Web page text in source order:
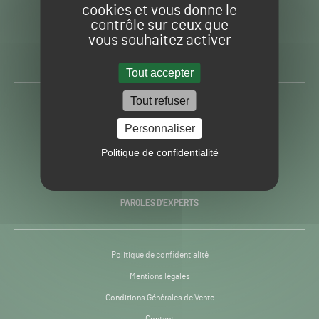
cookies et vous donne le
contrôle sur ceux que
vous souhaitez activer
Tout accepter
Tout refuser
Personnaliser
Politique de confidentialité
Gazon
Sport
H24
-
Toute l’info autour du
PRATIQUES
PAROLES D’EXPERTS
Politique de confidentialité
Mentions légales
Conditions Générales de Vente